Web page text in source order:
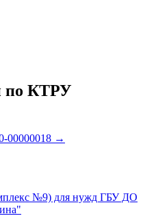
по КТРУ
00000018 →
№9) для нужд ГБУ ДО